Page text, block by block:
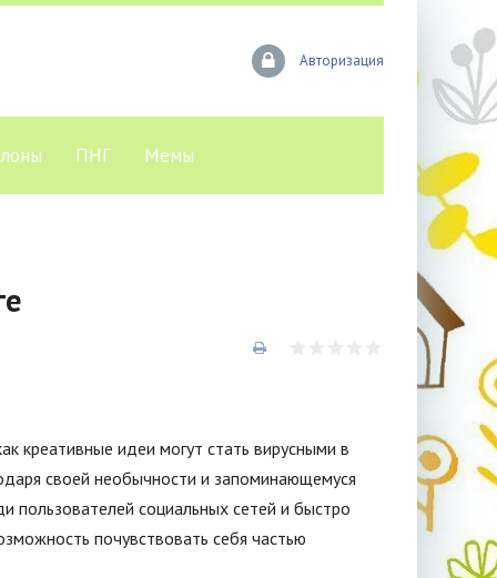
Авторизация
ПНГ Мемы
креативные идеи могут стать вирусными в
своей необычности и запоминающемуся
пользователей социальных сетей и быстро
почувствовать себя частью